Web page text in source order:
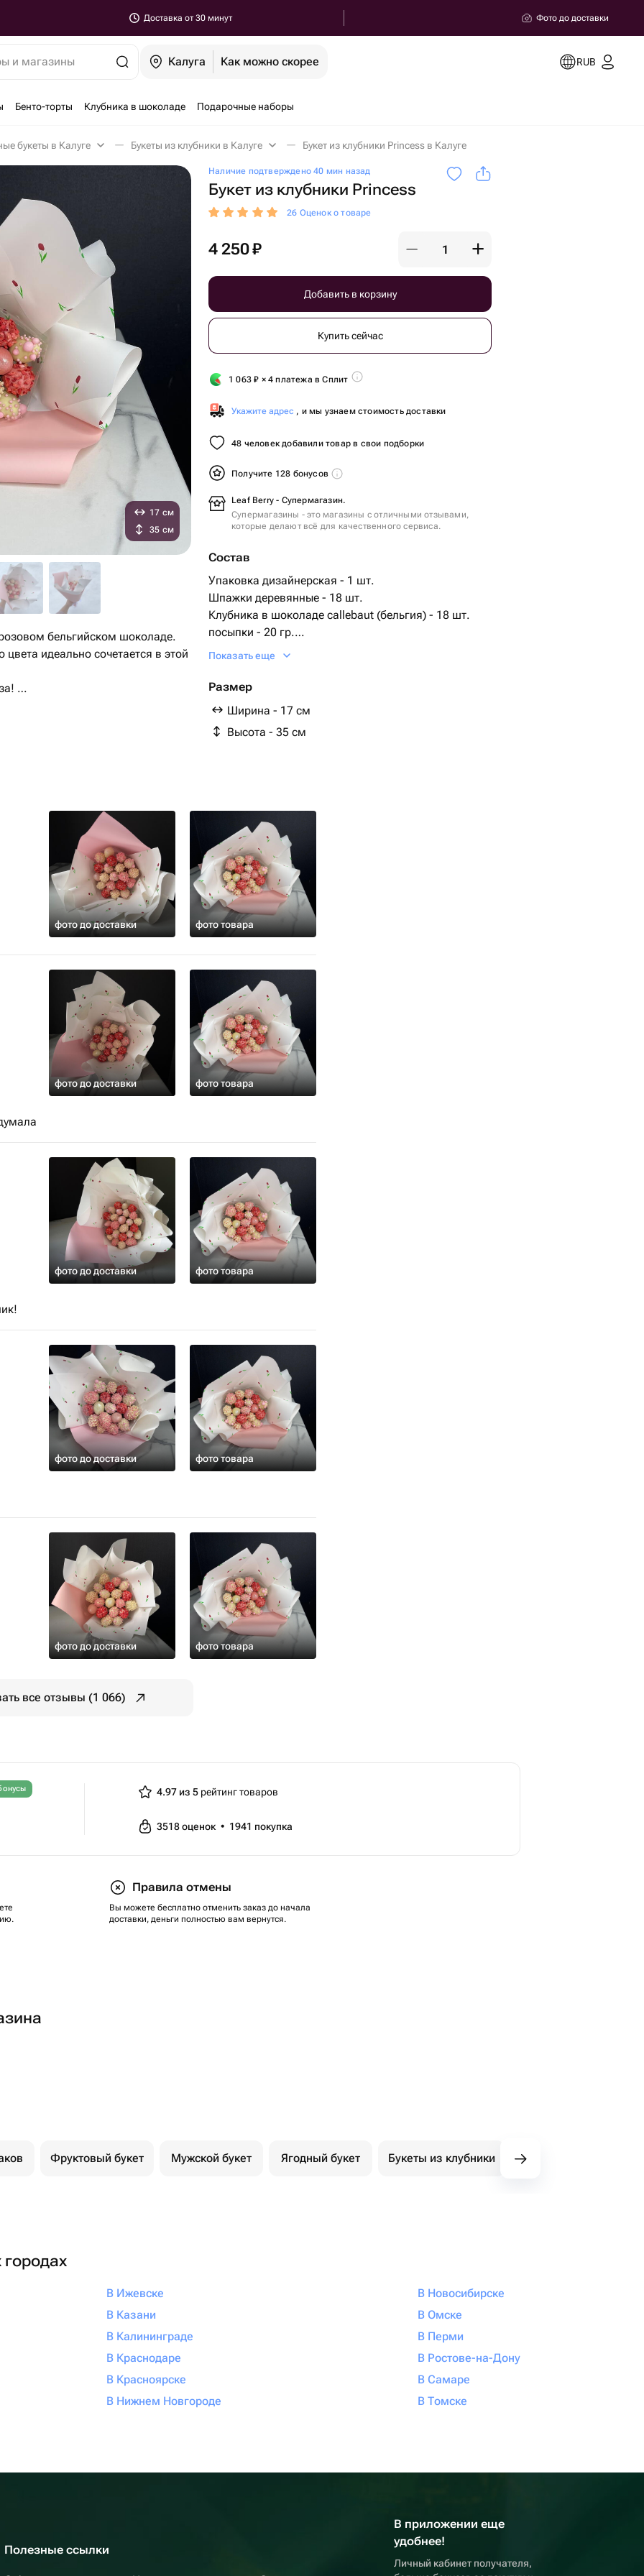
Доставка от 30 минут Фото до доставки
и магазины Калуга Как можно скорее RUB
Бенто-торты Клубника в шоколаде Подарочные наборы
букеты в Калуге Букеты из клубники в Калуге Букет из клубники Princess в Калуге
Наличие подтверждено 40 мин назад
Букет из клубники Princess
26 Оценок о товаре
4 250₽
Добавить в корзину
Купить сейчас
1 063₽ × 4 платежа в Сплит
Укажите адрес , и мы узнаем стоимость доставки
48 человек добавили товар в свои подборки
Получите 128 бонусов
Leaf Berry - Супермагазин.
Супермагазины - это магазины с отличными отзывами,
которые делают всё для качественного сервиса.
Состав
Упаковка дизайнерская - 1 шт.
Шпажки деревянные - 18 шт.
Клубника в шоколаде callebaut (бельгия) - 18 шт.
посыпки - 20 гр.
этикетка фирменная - 1 шт.
Показать еще
Размер
Ширина - 17 см
Высота - 35 см
17 см
35 см
бельгийском шоколаде.
идеально сочетается в этой
в холодильник. Не держите
ВЕСУ, ее количество может
Пожалуйста, обратите на это
фото до доставки фото товара
фото до доставки фото товара
фото до доставки фото товара
фото до доставки фото товара
фото до доставки фото товара
все отзывы (1 066)
4.97 из 5рейтинг товаров
3518оценок • 1941 покупка
Правила отмены
Вы можете бесплатно отменить заказ до начала
доставки, деньги полностью вам вернутся.
Фруктовый букет Мужской букет Ягодный букет Букеты из клубники Букет из конфет
городах
В Ижевске
В Казани
В Калининграде
В Краснодаре
В Красноярске
В Нижнем Новгороде
В Новосибирске
В Омске
В Перми
В Ростове-на-Дону
В Самаре
В Томске
Полезные ссылки
В приложении еще
удобнее!
Личный кабинет получателя,